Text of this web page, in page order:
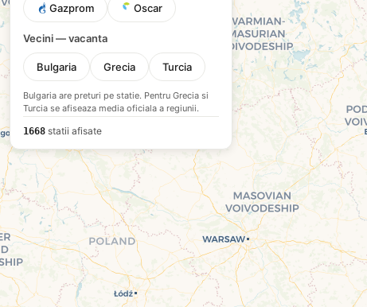
Gazprom Oscar
Vecini — vacanta
Bulgaria Grecia Turcia
Bulgaria are preturi pe statie. Pentru Grecia si
Turcia se afiseaza media oficiala a regiunii.
1668 statii afisate